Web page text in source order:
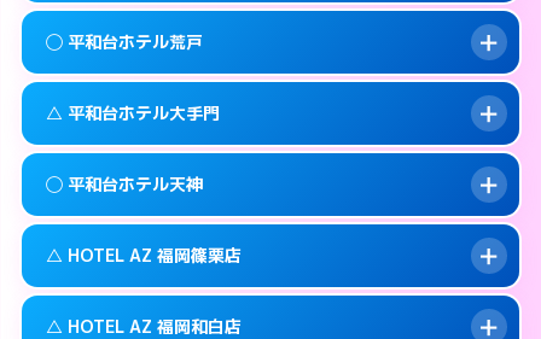
info このホテルの詳細ページを見る →
info このホテルの詳細ページを見る →
案内方法: 女性が直接お部屋まで伺います。
smartphone 092-524-2121
map 福岡市中央区高砂1-1-18
info このホテルの詳細ページを見る →
案内方法: カードキーにつきホテルの入り口で
待ち合わせ。
info このホテルの詳細ページを見る →
◯ 平和台ホテル荒戸
案内方法: 女性が直接お部屋まで伺います。
smartphone 092-761-1361
map 福岡市中央区荒戸1-5-27
info このホテルの詳細ページを見る →
△ 平和台ホテル大手門
案内方法: 状況により派遣できません。
smartphone 092-741-4422
map 福岡市中央区大手門1-5-4
◯ 平和台ホテル天神
案内方法: 女性が直接お部屋まで伺います。
△ HOTEL AZ 福岡篠栗店
△ HOTEL AZ 福岡和白店